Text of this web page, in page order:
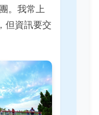
。我常上
但資訊要交